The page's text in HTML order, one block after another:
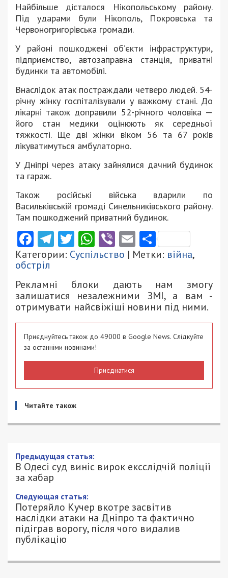
Найбільше дісталося Нікопольському району.
Під ударами були Нікополь, Покровська та
Червоногригорівська громади.
У районі пошкоджені об’єкти інфраструктури,
підприємство, автозаправна станція, приватні
будинки та автомобілі.
Внаслідок атак постраждали четверо людей. 54-
річну жінку госпіталізували у важкому стані. До
лікарні також доправили 52-річного чоловіка —
його стан медики оцінюють як середньої
тяжкості. Ще дві жінки віком 56 та 67 років
лікуватимуться амбулаторно.
У Дніпрі через атаку зайнялися дачний будинок
та гараж.
Також російські війська вдарили по
Васильківській громаді Синельниківського району.
Там пошкоджений приватний будинок.
Facebook
Telegram
Twitter
WhatsApp
ViberEmail
Категории: Суспільство | Метки: війна,
обстріл
Рекламні блоки дають нам змогу
залишатися незалежними ЗМІ, а вам -
отримувати найсвіжіші новини під ними.
Приєднуйтесь також до 49000 в Google News. Слідкуйте
за останніми новинами!
Приєднатися
Читайте також
Предыдущая статья:
В Одесі суд виніс вирок ексслідчій поліції
за хабар
Следующая статья:
Потеряйло Кучер вкотре засвітив
наслідки атаки на Дніпро та фактично
підіграв ворогу, після чого видалив
публікацію